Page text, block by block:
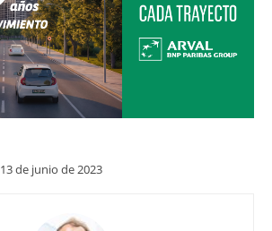
13 de junio de 2023